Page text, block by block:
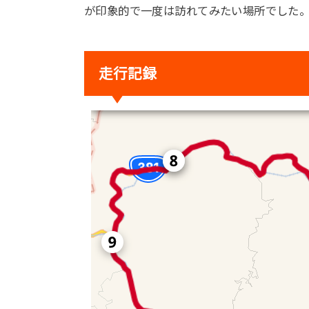
が印象的で一度は訪れてみたい場所でした
走行記録